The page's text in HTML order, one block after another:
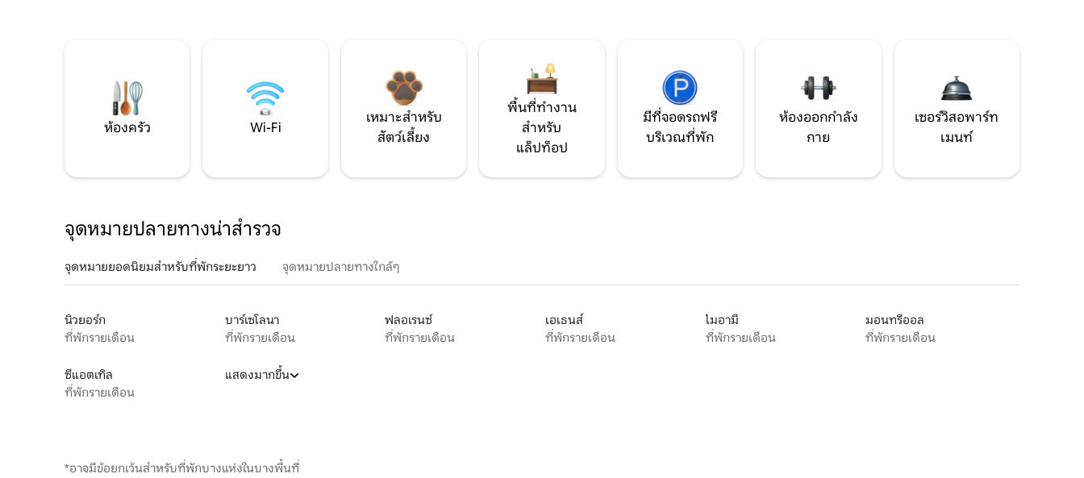
ห้องครัว Wi-Fi
เหมาะสำหรับ
สัตว์เลี้ยง
พื้นที่ทำงาน
สำหรับ
แล็ปท็อป
มีที่จอดรถฟรี
บริเวณที่พัก
ห้องออกกำลัง
กาย
เซอร์วิสอพาร์ท
เมนท์
จุดหมายปลายทางน่าสำรวจ
จุดหมายยอดนิยมสำหรับที่พักระยะยาว จุดหมายปลายทางใกล้ๆ
นิวยอร์ก
ที่พักรายเดือน
บาร์เซโลนา
ที่พักรายเดือน
ฟลอเรนซ์
ที่พักรายเดือน
เอเธนส์
ที่พักรายเดือน
ไมอามี
ที่พักรายเดือน
มอนทรีออล
ที่พักรายเดือน
ซีแอตเทิล
ที่พักรายเดือน
แสดงมากขึ้น
*อาจมีข้อยกเว้นสำหรับที่พักบางแห่งในบางพื้นที่